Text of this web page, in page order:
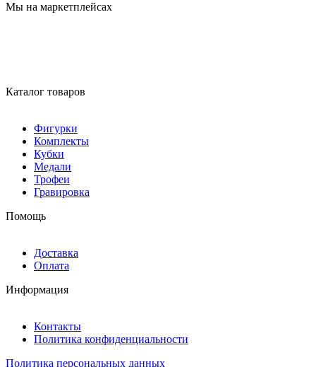
Мы на маркетплейсах
Каталог товаров
Фигурки
Комплекты
Кубки
Медали
Трофеи
Гравировка
Помощь
Доставка
Оплата
Информация
Контакты
Политика конфиденциальности
Политика персональных данных